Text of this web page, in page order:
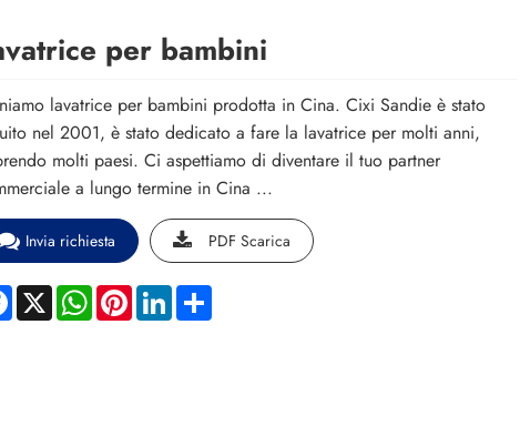
per bambini
lavatrice per bambini prodotta in Cina. Cixi Sandie è stato
nel 2001, è stato dedicato a fare la lavatrice per molti anni,
molti paesi. Ci aspettiamo di diventare il tuo partner
a lungo termine in Cina ...
Invia richiesta PDF Scarica
Facebook
X WhatsApp
PinterestLinkedInShare